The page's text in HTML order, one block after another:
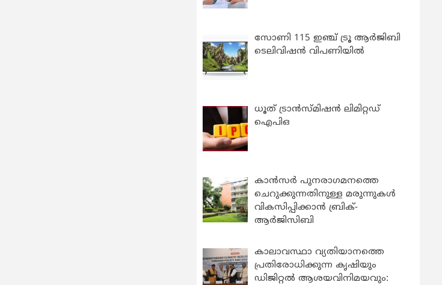
സോണി 115 ഇഞ്ച് ട്രൂ ആർജിബി
ടെലിവിഷൻ വിപണിയിൽ
ധൂത് ട്രാൻസ്മിഷൻ ലിമിറ്റഡ്
ഐപിഒ
കാന്‍സര്‍ പുനരാഗമനത്തെ
ചെറുക്കുന്നതിനുള്ള മരുന്നുകള്‍
വികസിപ്പിക്കാന്‍ ബ്രിക്-
ആര്‍ജിസിബി
കാലാവസ്ഥാ വ്യതിയാനത്തെ
പ്രതിരോധിക്കുന്ന കൃഷിയും
ഡിജിറ്റൽ ആശയവിനിമയവും: